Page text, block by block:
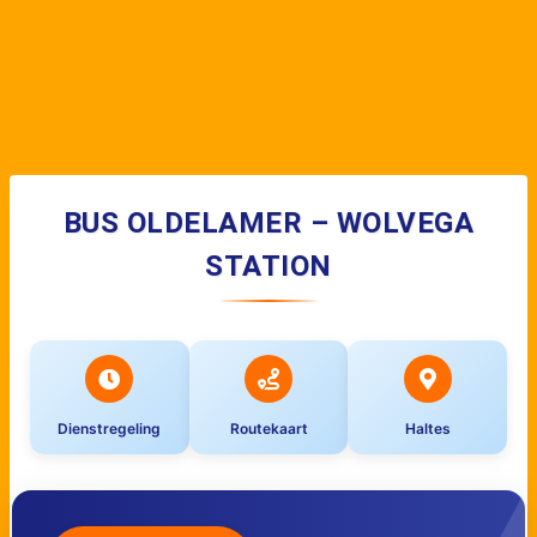
BUS OLDELAMER – WOLVEGA
STATION
Dienstregeling Routekaart Haltes